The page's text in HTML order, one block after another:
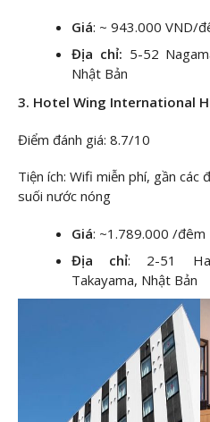
Giá: ~ 943.000 VND/
Địa chỉ: 5-52
Nhật Bản
3. Hotel Wing International
Điểm đánh giá: 8.7/10
Tiện ích: Wifi miễn phí, gần
suối nước nóng
Giá: ~1.789.000 /đêm
Địa chỉ: 2-51
Takayama, Nhật Bản